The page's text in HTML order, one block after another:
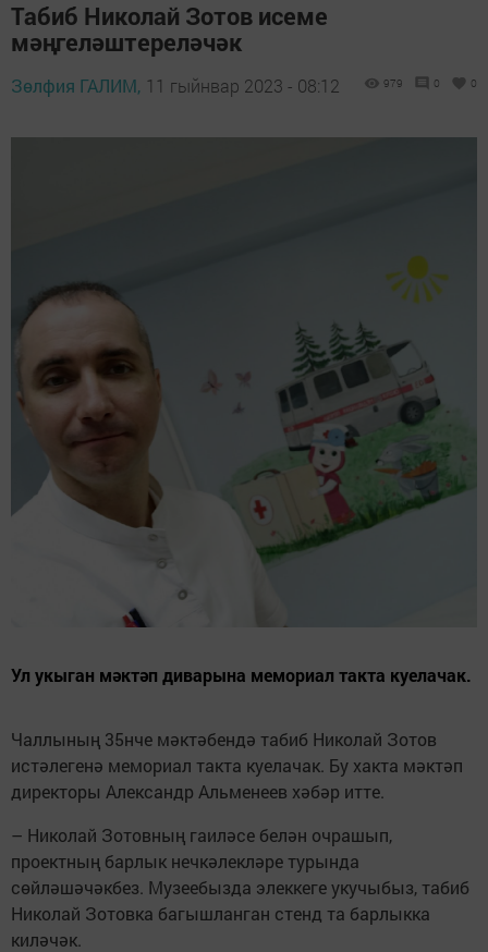
Табиб Николай Зотов исеме
мәңгеләштереләчәк
Зөлфия ГАЛИМ, 11 гыйнвар 2023 - 08:12 979 0 0
Ул укыган мәктәп диварына мемориал такта куелачак.
Чаллының 35нче мәктәбендә табиб Николай Зотов
истәлегенә мемориал такта куелачак. Бу хакта мәктәп
директоры Александр Альменеев хәбәр итте.
– Николай Зотовның гаиләсе белән очрашып,
проектның барлык нечкәлекләре турында
сөйләшәчәкбез. Музеебызда элеккеге укучыбыз, табиб
Николай Зотовка багышланган стенд та барлыкка
киләчәк.